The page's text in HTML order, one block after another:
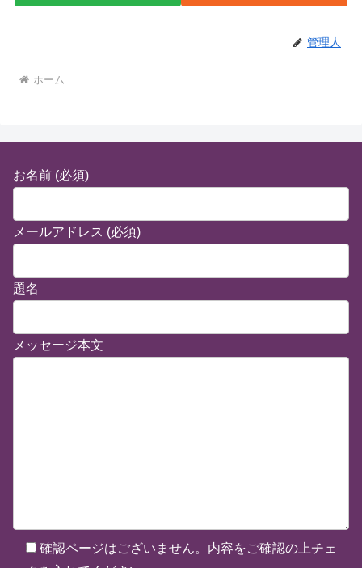
管理人
ホーム
お名前 (必須)
メールアドレス (必須)
題名
メッセージ本文
確認ページはございません。内容をご確認の上チェ